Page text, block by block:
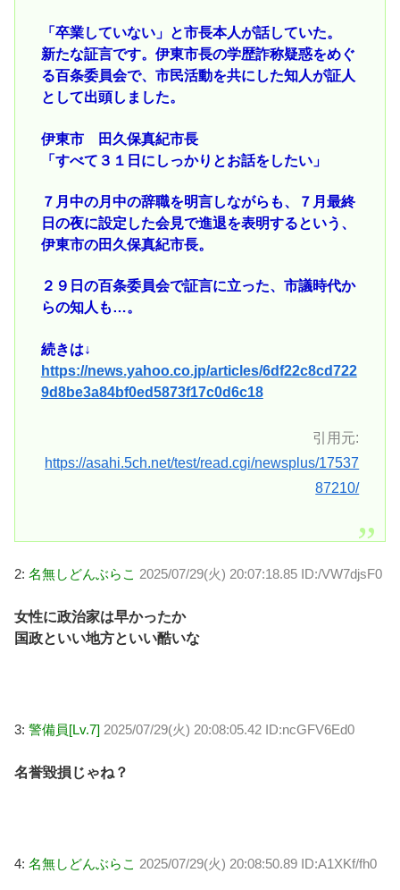
「卒業していない」と市長本人が話していた。
新たな証言です。伊東市長の学歴詐称疑惑をめぐ
る百条委員会で、市民活動を共にした知人が証人
として出頭しました。
伊東市 田久保真紀市長
「すべて３１日にしっかりとお話をしたい」
７月中の月中の辞職を明言しながらも、７月最終
日の夜に設定した会見で進退を表明するという、
伊東市の田久保真紀市長。
２９日の百条委員会で証言に立った、市議時代か
らの知人も…。
続きは↓
https://news.yahoo.co.jp/articles/6df22c8cd722
9d8be3a84bf0ed5873f17c0d6c18
引用元:
https://asahi.5ch.net/test/read.cgi/newsplus/17537
87210/
2: 名無しどんぶらこ 2025/07/29(火) 20:07:18.85 ID:/VW7djsF0
女性に政治家は早かったか
国政といい地方といい酷いな
3: 警備員[Lv.7] 2025/07/29(火) 20:08:05.42 ID:ncGFV6Ed0
名誉毀損じゃね？
4: 名無しどんぶらこ 2025/07/29(火) 20:08:50.89 ID:A1XKf/fh0